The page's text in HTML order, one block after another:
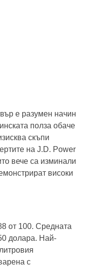
е разумен начин
полза обаче
скъпи
на J.D. Power
вече са изминали
високи
от 100. Средната
долара. Най-
с